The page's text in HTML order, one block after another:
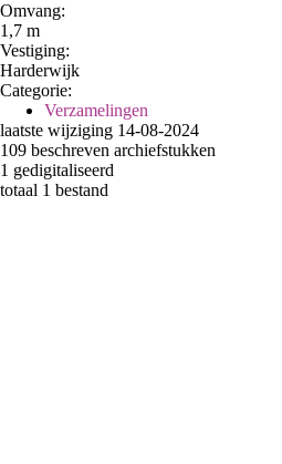
Omvang:
1,7 m
Vestiging:
Harderwijk
Categorie:
Verzamelingen
laatste wijziging 14-08-2024
109 beschreven archiefstukken
1 gedigitaliseerd
totaal 1 bestand